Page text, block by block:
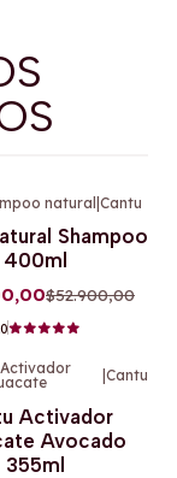
natural Cantu
Shampoo
400ml
$52.900,00
Cantu
Activador
Avocado
355ml